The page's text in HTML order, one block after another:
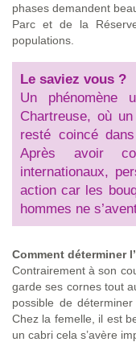
phases demandent
Parc et de la
populations.
Le saviez vous ?
Un phénomène
Chartreuse, où
resté coincé
Après avoir
internationaux,
action car les
hommes ne
Comment déterminer
Contrairement à son
garde ses cornes tout
possible de
Chez la femelle, il est
un cabri cela s’avère